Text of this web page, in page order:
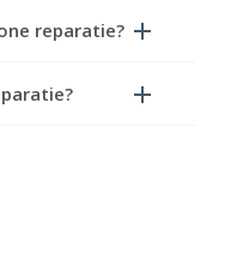
reparatie?